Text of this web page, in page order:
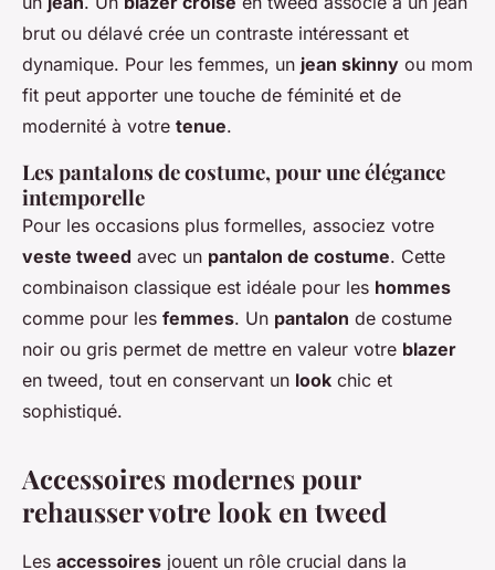
brut ou délavé crée un contraste intéressant et
dynamique. Pour les femmes, un jean skinny ou mom
fit peut apporter une touche de féminité et de
modernité à votre tenue.
Les pantalons de costume, pour une élégance
intemporelle
Pour les occasions plus formelles, associez votre
veste tweed avec un pantalon de costume. Cette
combinaison classique est idéale pour les hommes
comme pour les femmes. Un pantalon de costume
noir ou gris permet de mettre en valeur votre blazer
en tweed, tout en conservant un look chic et
sophistiqué.
Accessoires modernes pour
rehausser votre look en tweed
Les accessoires jouent un rôle crucial dans la